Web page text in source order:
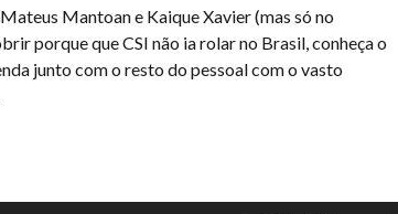
Mantoan e Kaique Xavier (mas só no
porque que CSI não ia rolar no Brasil, conheça o
junto com o resto do pessoal com o vasto